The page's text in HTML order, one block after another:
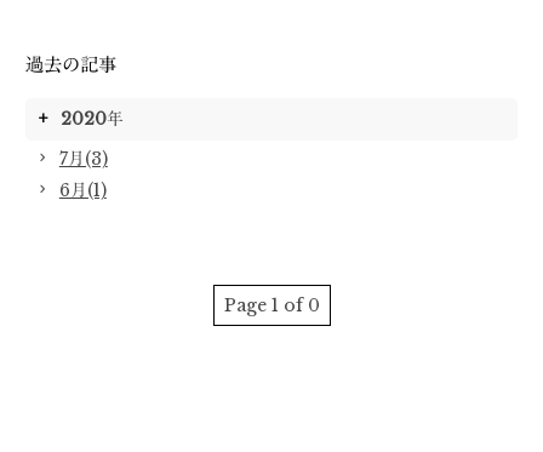
過去の記事
2020年
7月(3)
6月(1)
Page 1 of 0